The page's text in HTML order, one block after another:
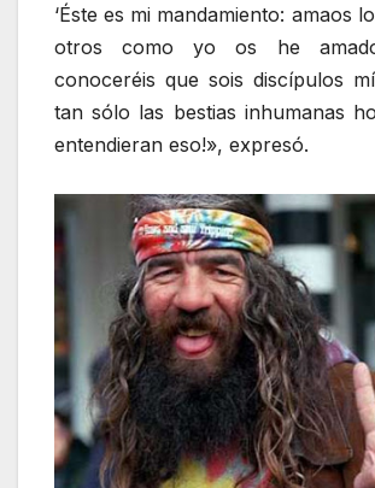
‘Éste es mi mandamiento: amaos
otros como yo os he
conoceréis que sois discípulos
tan sólo las bestias inhumanas
entendieran eso!», expresó.